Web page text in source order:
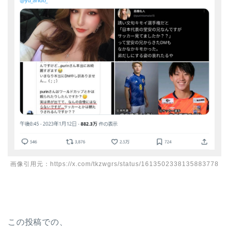
画像引用元：https://x.com/tkzwgrs/status/1613502338135883778
この投稿での、